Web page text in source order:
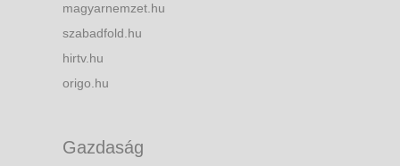
magyarnemzet.hu
szabadfold.hu
hirtv.hu
origo.hu
Gazdaság